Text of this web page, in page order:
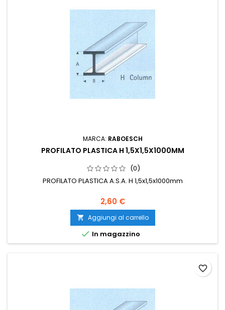
MARCA: RABOESCH
PROFILATO PLASTICA H 1,5X1,5X1000MM
(0)
PROFILATO PLASTICA A.S.A. H 1,5x1,5x1000mm
2,60 €
 Aggiungi al carrello
 In magazzino
favorite_border